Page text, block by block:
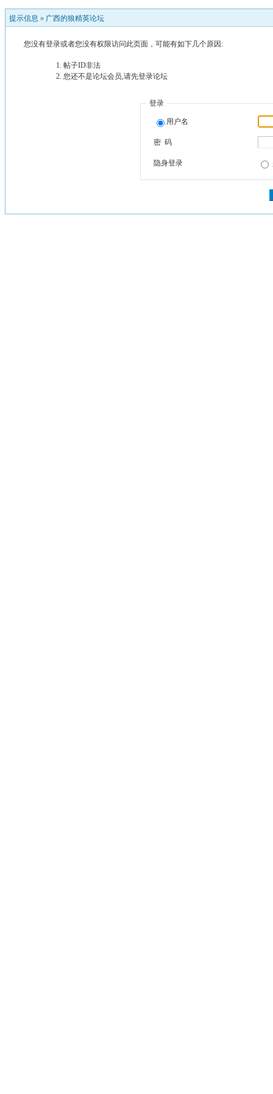
提示信息 » 广西的狼精英论坛
您没有登录或者您没有权限访问此页面，可能有如下几个原因:
帖子ID非法
您还不是论坛会员,请先登录论坛
登录
用户名
密 码
隐身登录